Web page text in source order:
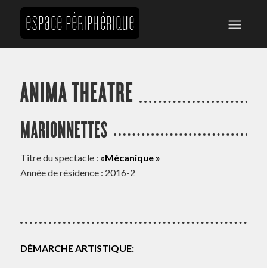
ANIMA THEATRE
MARIONNETTES
Titre du spectacle : «Mécanique »
Année de résidence : 2016-2
DÉMARCHE ARTISTIQUE: